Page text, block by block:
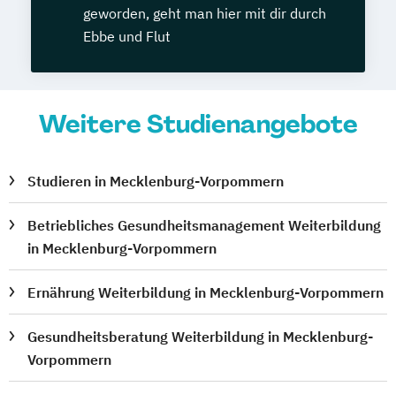
geworden, geht man hier mit dir durch
Ebbe und Flut
Weitere Studienangebote
Studieren in Mecklenburg-Vorpommern
Betriebliches Gesundheitsmanagement Weiterbildung
in Mecklenburg-Vorpommern
Ernährung Weiterbildung in Mecklenburg-Vorpommern
Gesundheitsberatung Weiterbildung in Mecklenburg-
Vorpommern